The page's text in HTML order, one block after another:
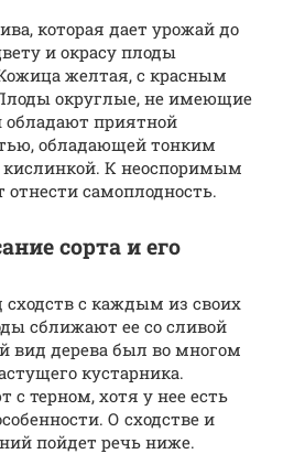
которая дает урожай до
и окрасу плоды
желтая, с красным
округлые, не имеющие
приятной
обладающей тонким
К неоспоримым
отнести самоплодность.
сорта и его
сходств с каждым из своих
сближают ее со сливой
вид дерева был во многом
кустарника.
с терном, хотя у нее есть
О сходстве и
пойдет речь ниже.